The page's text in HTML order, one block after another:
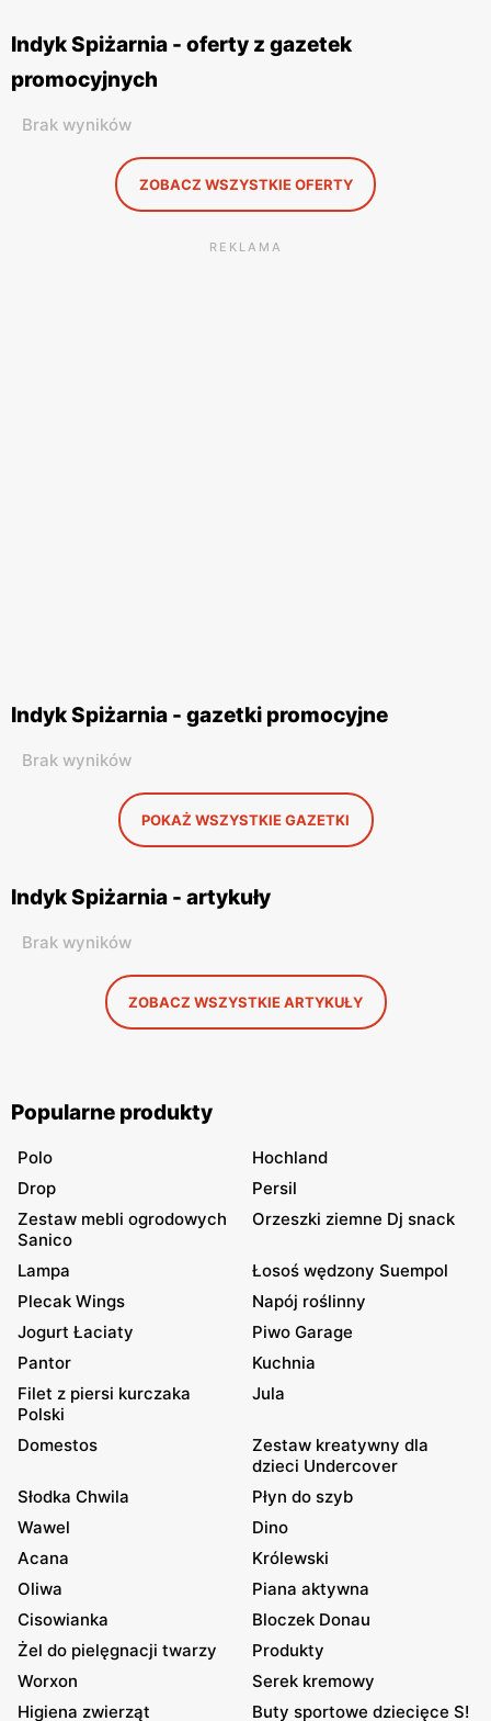
Indyk Spiżarnia - oferty z gazetek
promocyjnych
Brak wyników
ZOBACZ WSZYSTKIE OFERTY
REKLAMA
Indyk Spiżarnia - gazetki promocyjne
Brak wyników
POKAŻ WSZYSTKIE GAZETKI
Indyk Spiżarnia - artykuły
Brak wyników
ZOBACZ WSZYSTKIE ARTYKUŁY
Popularne produkty
Polo
Hochland
Drop
Persil
Zestaw mebli ogrodowych
Sanico
Orzeszki ziemne Dj snack
Lampa
Łosoś wędzony Suempol
Plecak Wings
Napój roślinny
Jogurt Łaciaty
Piwo Garage
Pantor
Kuchnia
Filet z piersi kurczaka
Polski
Jula
Domestos
Zestaw kreatywny dla
dzieci Undercover
Słodka Chwila
Płyn do szyb
Wawel
Dino
Acana
Królewski
Oliwa
Piana aktywna
Cisowianka
Bloczek Donau
Żel do pielęgnacji twarzy
Produkty
Worxon
Serek kremowy
Higiena zwierząt
Buty sportowe dziecięce S!